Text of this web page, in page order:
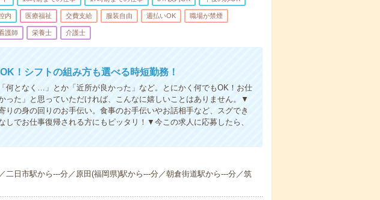
内 医療福祉 交費支給 服装自由 週払いOK 職場が禁煙
護師 栄養士 介護士
！シフトの組み方も選べる時短勤務！
何となく…」とか「近所が良かった」など。とにかく何でもOK！お仕
った」と思っていただければ、こんなに嬉しいことはありません。▼
りの身の回りのお手伝い。食事のお手伝いやお話相手など、スグでき
しでお仕事復帰される方にもピッタリ！▼今この求人に応募したら、
二日市駅から---分／原田(福岡県)駅から---分／朝倉街道駅から---分／筑